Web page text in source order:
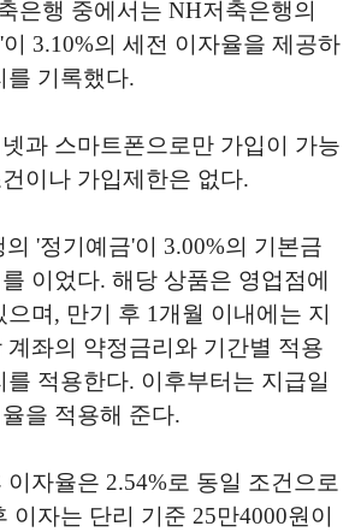
은행 중에서는 NH저축은행의
3.10%의 세전 이자율을 제공하
를 기록했다.
과 스마트폰으로만 가입이 가능
이나 가입제한은 없다.
'정기예금'이 3.00%의 기본금
이었다. 해당 상품은 영업점에
며, 만기 후 1개월 이내에는 지
계좌의 약정금리와 기간별 적용
적용한다. 이후부터는 지급일
을 적용해 준다.
자율은 2.54%로 동일 조건으로
이자는 단리 기준 25만4000원이